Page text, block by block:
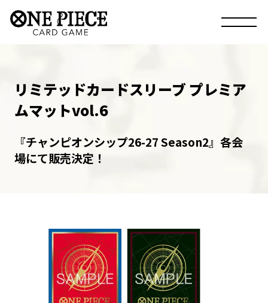
リミテッドカードスリーブ プレミア
ムマットvol.6
『チャンピオンシップ26-27 Season2』各会
場にて販売決定！